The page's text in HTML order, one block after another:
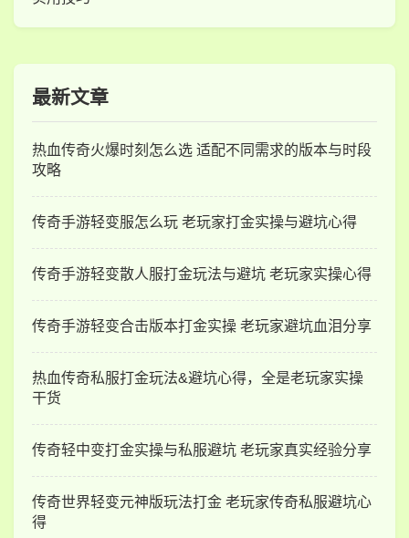
最新文章
热血传奇火爆时刻怎么选 适配不同需求的版本与时段
攻略
传奇手游轻变服怎么玩 老玩家打金实操与避坑心得
传奇手游轻变散人服打金玩法与避坑 老玩家实操心得
传奇手游轻变合击版本打金实操 老玩家避坑血泪分享
热血传奇私服打金玩法&避坑心得，全是老玩家实操
干货
传奇轻中变打金实操与私服避坑 老玩家真实经验分享
传奇世界轻变元神版玩法打金 老玩家传奇私服避坑心
得